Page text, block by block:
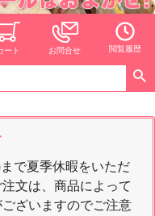
ート お問合せ 閲覧履歴
で夏季休暇をいただ
文は、商品によって
ざいますのでご注意